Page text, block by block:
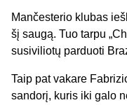
Mančesterio klubas
šį saugą. Tuo tarpu
susiviliotų parduoti
Taip pat vakare
sandorį, kuris iki galo